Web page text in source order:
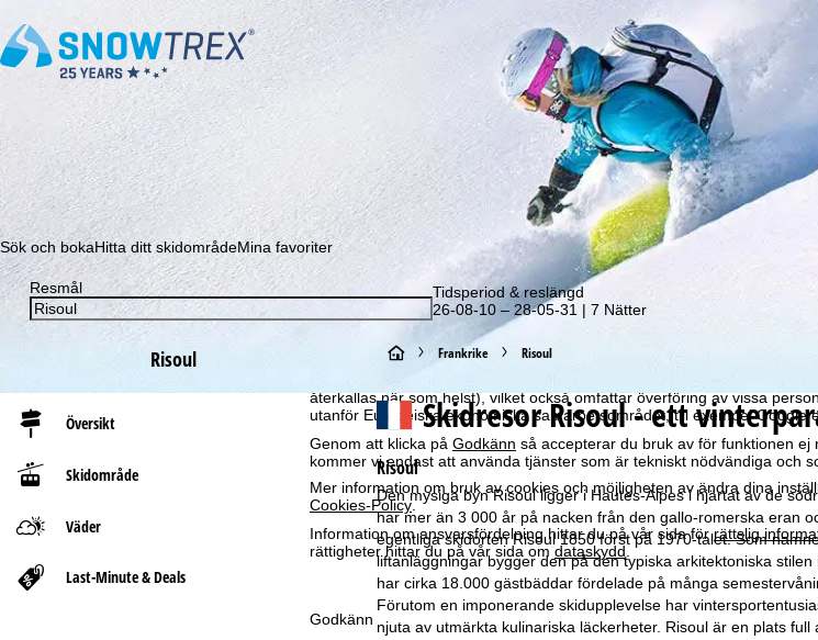
Om cookies
För att kunna erbjuda en optimal webbupplevelse hämtar vi
GmbH – också delar med våra partners. Användningsprofiler skapas
om slutenhet och webbläsare. Dessa användningsprofiler används för
återkallas när som helst), vilket också omfattar överföring av vissa
utanför Europeiska ekonomiska samarbetsområdet, till exempel Google
Genom att klicka på Godkänn så accepterar du bruk av för funktionen
kommer vi endast att använda tjänster som är tekniskt nödvändiga och
Mer information om bruk av cookies och möjligheten av ändra dina
Cookies-Policy.
Information om ansvarsfördelning hittar du på vår sida förrättslig
rättigheter hittar du på vår sida om dataskydd.
Godkänn
Prenumerera på vårt nyhetsbrev och missa aldrig ett erbjudande!
Sök och bokaHitta ditt skidområdeMina favoriter
Resmål
Tidsperiod & reslängd
26-08-10 – 28-05-31 | 7 Nätter
Risoul
Översikt
Skidområde
Väder
Last-Minute & Deals
S
t
a
r
t
s
i
Frankrike Risoul
SkidresorRisoul - ett
Risoul
Den mysiga byn Risoul ligger i Hautes-Alpes i hjärtat av de
har mer än 3 000 år på nacken från den gallo-romerska eran
egentliga skidorten Risoul 1850 först på 1970-talet. Som
liftanläggningar bygger den på den typiska arkitektoniska
har cirka 18.000 gästbäddar fördelade på många
Förutom en imponerande skidupplevelse har
njuta av utmärkta kulinariska läckerheter. Risoul är en plats